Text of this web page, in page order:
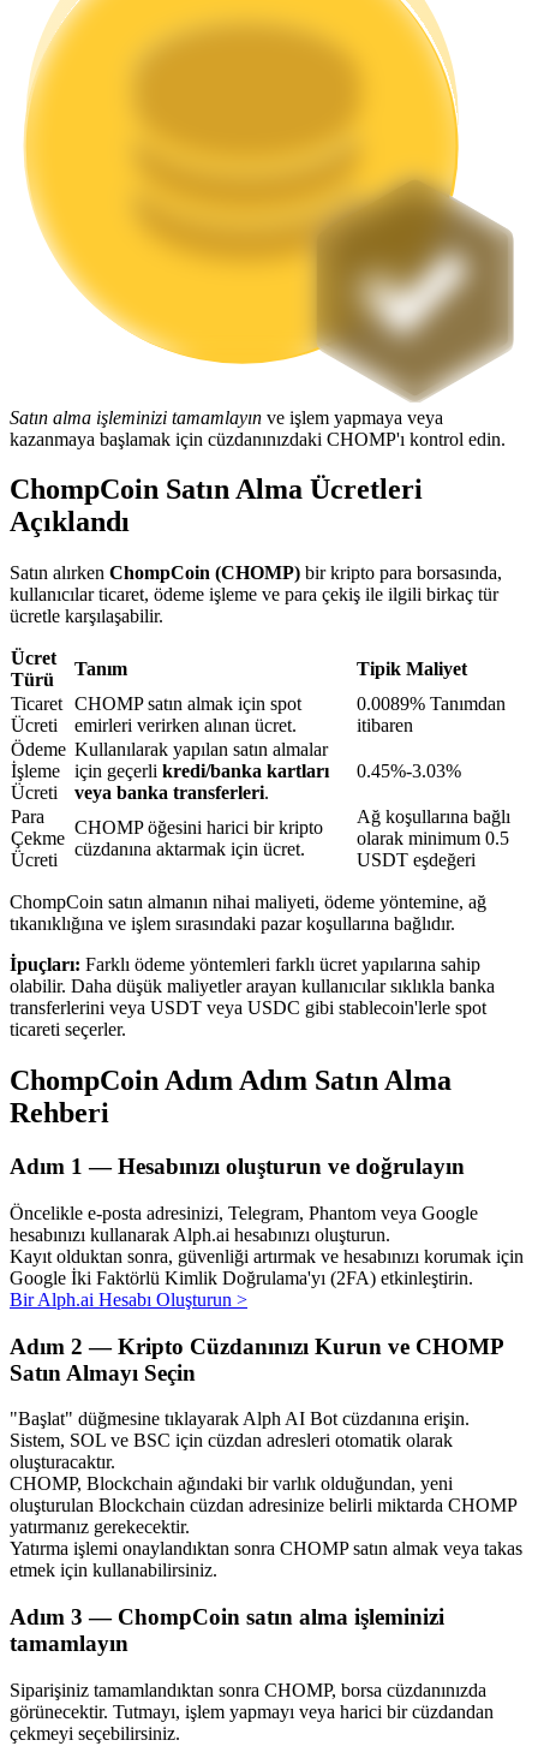
Staking
Launchpool
Popüler token'lar kazanmak için esnek staking
BTR Kilitleme
Krediler
Uzun vadeli kâr ve esnek çıkarlar elde edin
Stake Etmeyi Öğrenin
Pasif gelir kazanma hakkında bilgi edinin
Bitrue
AI
Satın alma işleminizi tamamlayın ve işlem yapmaya veya
kazanmaya başlamak için cüzdanınızdaki CHOMP'ı kontrol edin.
ChompCoin Satın Alma Ücretleri
Açıklandı
Satın alırken ChompCoin (CHOMP) bir kripto para borsasında,
kullanıcılar ticaret, ödeme işleme ve para çekiş ile ilgili birkaç tür
ücretle karşılaşabilir.
Ücret
Türü
Tanım
Tipik Maliyet
Ticaret
Ücreti
CHOMP satın almak için spot
emirleri verirken alınan ücret.
0.0089% Tanımdan
itibaren
Ödeme
İşleme
Ücreti
Kullanılarak yapılan satın almalar
için geçerli kredi/banka kartları
veya banka transferleri.
0.45%-3.03%
Para
Çekme
Ücreti
CHOMP öğesini harici bir kripto
cüzdanına aktarmak için ücret.
Ağ koşullarına bağlı
olarak minimum 0.5
USDT eşdeğeri
ChompCoin satın almanın nihai maliyeti, ödeme yöntemine, ağ
tıkanıklığına ve işlem sırasındaki pazar koşullarına bağlıdır.
İpuçları: Farklı ödeme yöntemleri farklı ücret yapılarına sahip
olabilir. Daha düşük maliyetler arayan kullanıcılar sıklıkla banka
transferlerini veya USDT veya USDC gibi stablecoin'lerle spot
ticareti seçerler.
ChompCoin Adım Adım Satın Alma
Rehberi
Adım 1 —Hesabınızı oluşturun ve doğrulayın
Öncelikle e-posta adresinizi, Telegram, Phantom veya Google
hesabınızı kullanarak Alph.ai hesabınızı oluşturun.
Kayıt olduktan sonra, güvenliği artırmak ve hesabınızı korumak için
Google İki Faktörlü Kimlik Doğrulama'yı (2FA) etkinleştirin.
Bir Alph.ai Hesabı Oluşturun >
Adım 2 — Kripto Cüzdanınızı Kurun ve CHOMP
Satın Almayı Seçin
"Başlat" düğmesine tıklayarak Alph AI Bot cüzdanına erişin.
Sistem, SOL ve BSC için cüzdan adresleri otomatik olarak
oluşturacaktır.
CHOMP, Blockchain ağındaki bir varlık olduğundan, yeni
oluşturulan Blockchain cüzdan adresinize belirli miktarda CHOMP
yatırmanız gerekecektir.
Yatırma işlemi onaylandıktan sonra CHOMP satın almak veya takas
etmek için kullanabilirsiniz.
Adım 3 — ChompCoin satın alma işleminizi
tamamlayın
Siparişiniz tamamlandıktan sonra CHOMP, borsa cüzdanınızda
görünecektir. Tutmayı, işlem yapmayı veya harici bir cüzdandan
çekmeyi seçebilirsiniz.